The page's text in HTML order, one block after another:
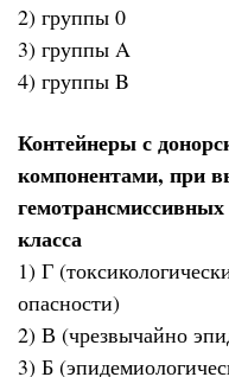
2) группы 0
3) группы A
4) группы B
Контейнеры с
компонентами, при
класса
1) Г
опасности)
2) В (чрезвычайно
3) Б